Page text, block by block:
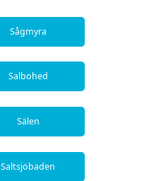
Sågmyra
Salbohed
Sälen
Saltsjöbaden